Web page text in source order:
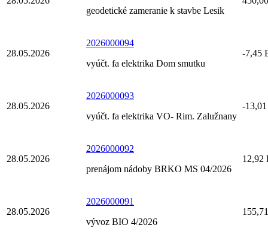
geodetické zameranie k stavbe Lesik
28.05.2026
2026000094
vyúčt. fa elektrika Dom smutku
-7,45
28.05.2026
2026000093
vyúčt. fa elektrika VO- Rim. Zalužnany
-
28.05.2026
2026000092
prenájom nádoby BRKO MS 04/2026
12,92
28.05.2026
2026000091
vývoz BIO 4/2026